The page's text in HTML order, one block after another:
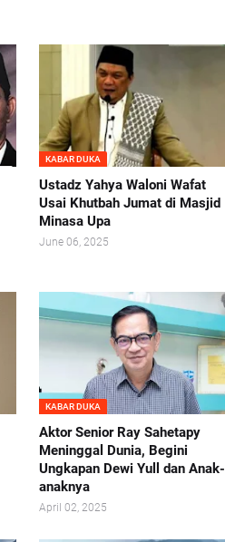
KABAR DUKA
Ustadz Yahya Waloni Wafat
Usai Khutbah Jumat di Masjid
Minasa Upa
June 06, 2025
KABAR DUKA
Aktor Senior Ray Sahetapy
Meninggal Dunia, Begini
Ungkapan Dewi Yull dan Anak-
anaknya
April 02, 2025